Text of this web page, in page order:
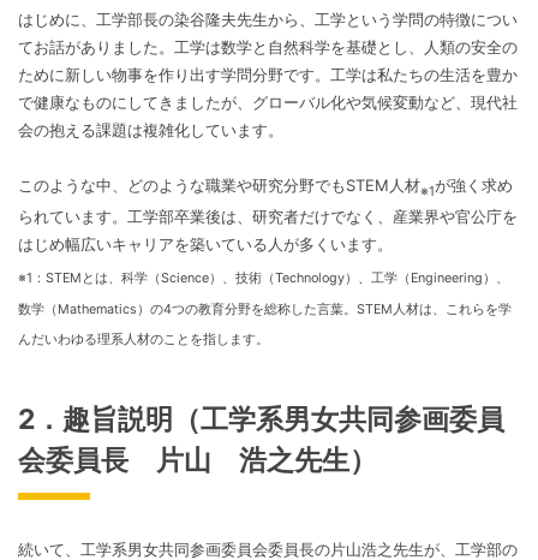
はじめに、工学部長の染谷隆夫先生から、工学という学問の特徴につい
てお話がありました。工学は数学と自然科学を基礎とし、人類の安全の
ために新しい物事を作り出す学問分野です。工学は私たちの生活を豊か
で健康なものにしてきましたが、グローバル化や気候変動など、現代社
会の抱える課題は複雑化しています。
このような中、どのような職業や研究分野でもSTEM人材※1が強く求め
られています。工学部卒業後は、研究者だけでなく、産業界や官公庁を
はじめ幅広いキャリアを築いている人が多くいます。
※1：STEMとは、科学（Science）、技術（Technology）、工学（Engineering）、
数学（Mathematics）の4つの教育分野を総称した言葉。STEM人材は、これらを学
んだいわゆる理系人材のことを指します。
2．趣旨説明（工学系男女共同参画委員
会委員長 片山 浩之先生）
続いて、工学系男女共同参画委員会委員長の片山浩之先生が、工学部の